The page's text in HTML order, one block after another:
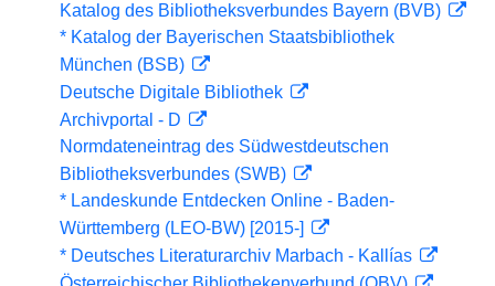
Katalog des Bibliotheksverbundes Bayern (BVB)
* Katalog der Bayerischen Staatsbibliothek
München (BSB)
Deutsche Digitale Bibliothek
Archivportal - D
Normdateneintrag des Südwestdeutschen
Bibliotheksverbundes (SWB)
* Landeskunde Entdecken Online - Baden-
Württemberg (LEO-BW) [2015-]
* Deutsches Literaturarchiv Marbach - Kallías